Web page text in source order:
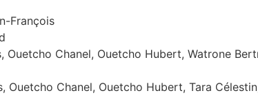
François
Ouetcho Chanel, Ouetcho Hubert, Watrone
Ouetcho Chanel, Ouetcho Hubert, Tara